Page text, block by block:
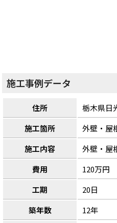
施工事例データ
住所
栃木県日
施工箇所
外壁・屋
施工内容
外壁・屋
費用
120万円
工期
20日
築年数
12年